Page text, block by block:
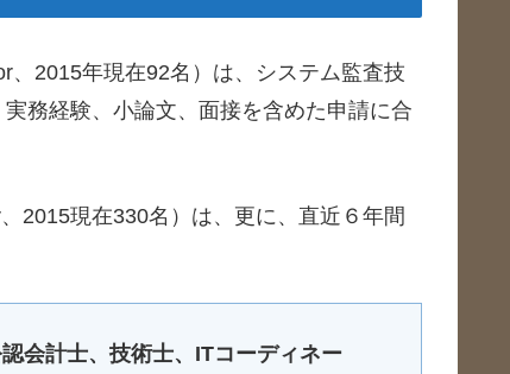
、2015年現在92名）は、システム監査技
務経験、小論文、面接を含めた申請に合
2015現在330名）は、更に、直近６年間
会計士、技術士、ITコーディネー